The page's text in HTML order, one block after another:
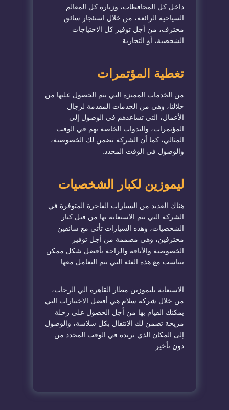
داخل كل المحافظات، وزيارة كل المعالم
السياحية الرائعة، من خلال استئجار سائق
محترف، من أجل توفير كل الاحتياجات
الشخصية، أو التجارية.
تغطية المؤتمرات
من الخدمات المميزة التي يتم الحصول عليها من
خلالنا، وهي من الخدمات المقدمة لرجال
الأعمال، التي تساعدهم في الوصول إلى
المؤتمرات، والندوات الخاصة بهم في الوقت
المثالي، كما أن الشركة تضمن لك الخصوصية،
والوصول في الوقت المحدد.
ليموزين لكبار الشخصيات
هناك العديد من السيارات الفاخرة المتوفرة في
الشركة التي يتم الاستعانة بها من قبل كبار
الشخصيات، وهذه السيارات تأتي مع سائقين
محترفين، وهي مصممة من أجل توفير
الخصوصية والأناقة والراحة بأفضل شكل ممكن
يتناسب مع هذه الفئة التي يتم التعامل معها.
الاستعانة بليموزين مطار القاهرة الي الرحاب،
من خلال شركة سلام هي أفضل الاختيارات التي
يمكنك القيام بها من أجل الحصول على رحلة
مريحة تضمن لك الانتقال بكل سلاسة، والوصول
إلى المكان الذي تريده في الوقت المحدد من
دون تأخير.